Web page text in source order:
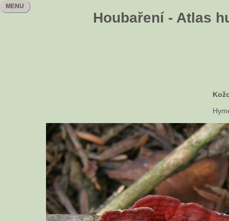
Houbaření - Atlas
MENU